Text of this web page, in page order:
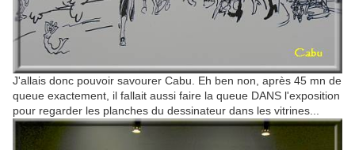
J'allais donc pouvoir savourer Cabu. Eh ben non, après 45 mn de
queue exactement, il fallait aussi faire la queue DANS l'exposition
pour regarder les planches du dessinateur dans les vitrines...